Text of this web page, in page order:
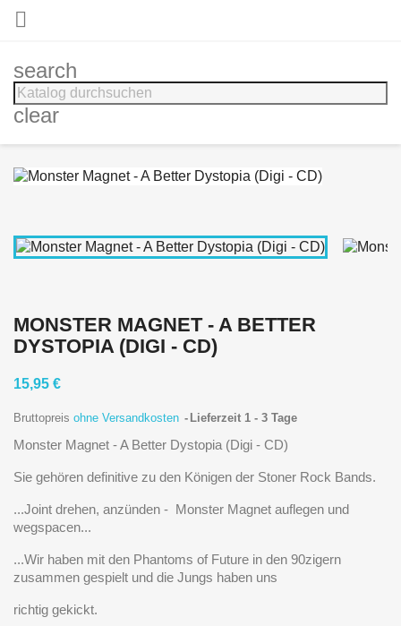

search
clear
MONSTER MAGNET - A BETTER
DYSTOPIA (DIGI - CD)
15,95 €
Bruttopreis ohne Versandkosten Lieferzeit 1 - 3 Tage
Monster Magnet - A Better Dystopia (Digi - CD)
Sie gehören definitive zu den Königen der Stoner Rock Bands.
...Joint drehen, anzünden - Monster Magnet auflegen und
wegspacen...
...Wir haben mit den Phantoms of Future in den 90zigern
zusammen gespielt und die Jungs haben uns
richtig gekickt.